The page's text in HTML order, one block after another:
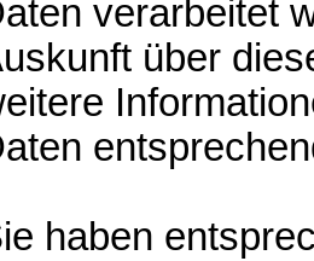
verarbeitet
über
haben